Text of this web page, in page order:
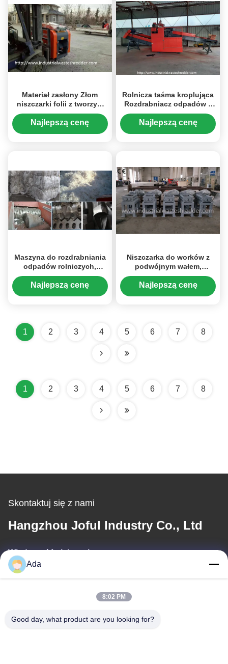
Materiał zasłony Złom
niszczarki folii z tworzyw
sztucznych Możliwość
dostosowania Wydajność
Najlepszą cenę
Rolnicza taśma kroplująca
Rozdrabniacz odpadów z
tworzyw sztucznych
Szklarnia Cięcie folii z
Najlepszą cenę
Maszyna do rozdrabniania
odpadów rolniczych,
jednowałowa niszczarka
odpadów rolniczych
Najlepszą cenę
Niszczarka do worków z
podwójnym wałem,
maszyna do rozdrabniania
tkanin w kolorze szarym
Najlepszą cenę
1 2 3 4 5 6 7 8
1 2 3 4 5 6 7 8
Skontaktuj się z nami
Hangzhou Joful Industry Co., Ltd
Wiadomość elektroniczna
Ada
8:02 PM
Good day, what product are you looking for?